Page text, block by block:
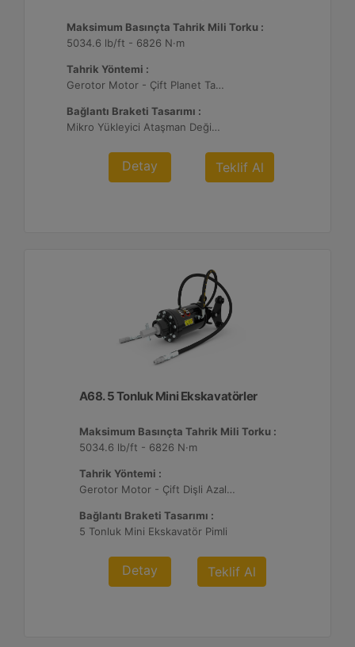
Maksimum Basınçta Tahrik Mili Torku :
5034.6 lb/ft - 6826 N·m
Tahrik Yöntemi :
Gerotor Motor - Çift Planet Tahrikli
Bağlantı Braketi Tasarımı :
Mikro Yükleyici Ataşman Değiştirici
Detay Teklif Al
A68. 5 Tonluk Mini Ekskavatörler
Maksimum Basınçta Tahrik Mili Torku :
5034.6 lb/ft - 6826 N·m
Tahrik Yöntemi :
Gerotor Motor - Çift Dişli Azaltma
Bağlantı Braketi Tasarımı :
5 Tonluk Mini Ekskavatör Pimli
Detay Teklif Al